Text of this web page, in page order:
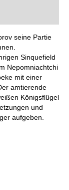
seine Partie
Sinquefield
Nepomniachtchi
mit einer
amtierende
Königsflügel
und
aufgeben.